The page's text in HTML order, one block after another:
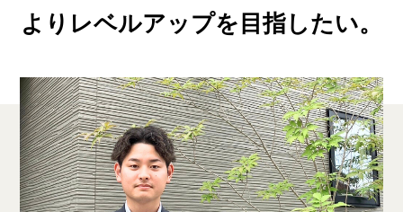
よりレベルアップを目指したい。